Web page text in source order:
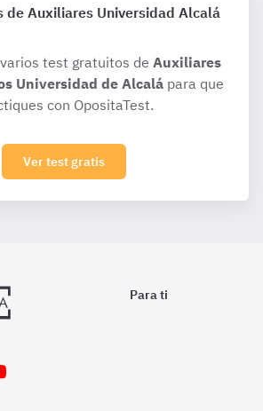
de Auxiliares Universidad Alcalá
test gratuitos de Auxiliares
Universidad de Alcalápara que
con OpositaTest.
Ver test gratis
Para ti